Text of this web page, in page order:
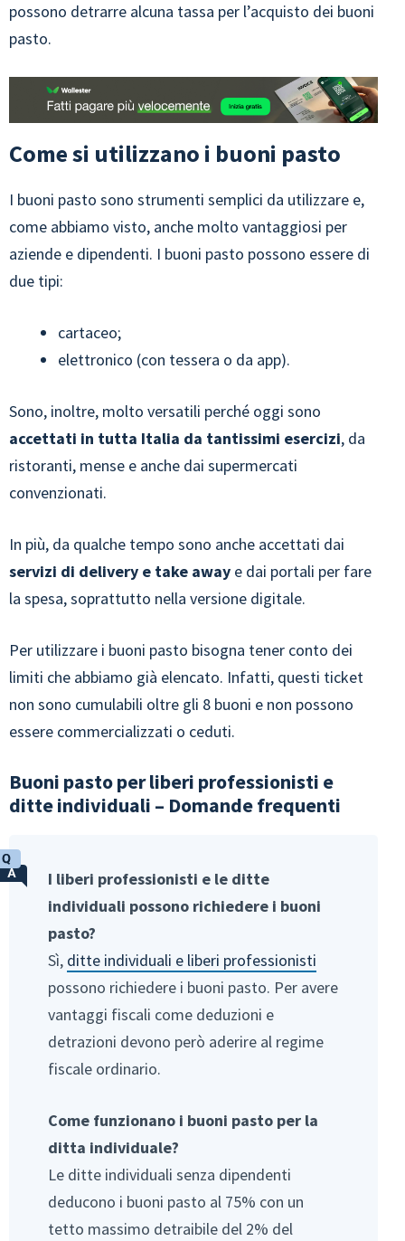
possono detrarre alcuna tassa per l’acquisto dei buoni
pasto.
Come si utilizzano i buoni pasto
I buoni pasto sono strumenti semplici da utilizzare e,
come abbiamo visto, anche molto vantaggiosi per
aziende e dipendenti. I buoni pasto possono essere di
due tipi:
cartaceo;
elettronico (con tessera o da app).
Sono, inoltre, molto versatili perché oggi sono
accettati in tutta Italia da tantissimi esercizi, da
ristoranti, mense e anche dai supermercati
convenzionati.
In più, da qualche tempo sono anche accettati dai
servizi di delivery e take away e dai portali per fare
la spesa, soprattutto nella versione digitale.
Per utilizzare i buoni pasto bisogna tener conto dei
limiti che abbiamo già elencato. Infatti, questi ticket
non sono cumulabili oltre gli 8 buoni e non possono
essere commercializzati o ceduti.
Buoni pasto per liberi professionisti e
ditte individuali – Domande frequenti
I liberi professionisti e le ditte
individuali possono richiedere i buoni
pasto?
Sì, ditte individuali e liberi professionisti
possono richiedere i buoni pasto. Per avere
vantaggi fiscali come deduzioni e
detrazioni devono però aderire al regime
fiscale ordinario.
Come funzionano i buoni pasto per la
ditta individuale?
Le ditte individuali senza dipendenti
deducono i buoni pasto al 75% con un
tetto massimo detraibile del 2% del